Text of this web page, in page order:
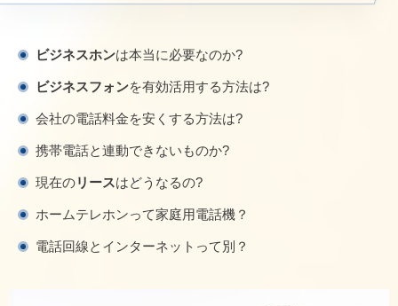
ビジネスホンは本当に必要なのか?
ビジネスフォンを有効活用する方法は?
会社の電話料金を安くする方法は?
携帯電話と連動できないものか?
現在のリースはどうなるの?
ホームテレホンって家庭用電話機？
電話回線とインターネットって別？